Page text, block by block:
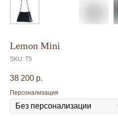
Lemon Mini
SKU: T5
38 200 р.
Персонализация